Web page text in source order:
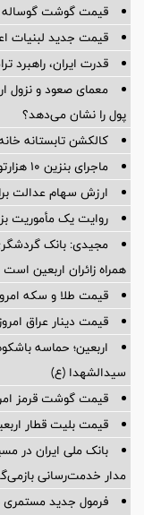
قیمت گوشت گوساله و گوسفند
قیمت جدید لبنیات
قدرت ایران، راهبرد
معمای صعود و نزول
پول را نشان می‌دهد؟
کالکشن تابستانه
ماجرای بنزین ۱۰ هزارتومنی
ارزش سهام عدالت برای
روایت یک مأموریت بزرگ؛ ۲۲ سال افتخار، ۲۲
مجیدی: بانک
همراه زائران اربعین است
قیمت طلا و سکه امروز
قیمت دینار عراق امروز
اربعین؛ حماسه
سیدالشهدا (ع)
قیمت گوشت قرمز امروز ۵ مرداد +
قیمت بلیت قطار
بانک ملی ایران در
مدار خدمت‌رسانی
فرمول جدید مستمری